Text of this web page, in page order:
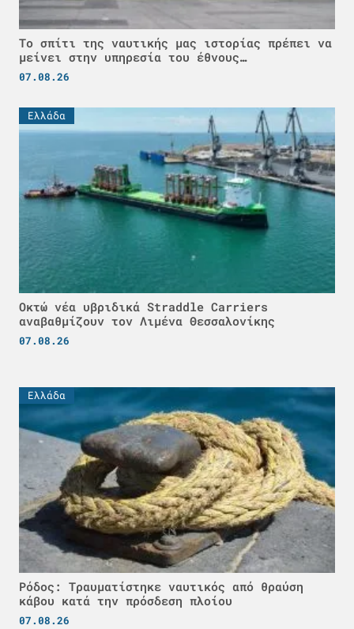
Το σπίτι της ναυτικής μας ιστορίας πρέπει να
μείνει στην υπηρεσία του έθνους…
07.08.26
Ελλάδα
Οκτώ νέα υβριδικά Straddle Carriers
αναβαθμίζουν τον Λιμένα Θεσσαλονίκης
07.08.26
Ελλάδα
Ρόδος: Τραυματίστηκε ναυτικός από θραύση
κάβου κατά την πρόσδεση πλοίου
07.08.26